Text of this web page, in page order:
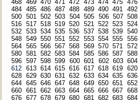
468 469 470 471 472 473 474 475 476
484 485 486 487 488 489 490 491 492
500 501 502 503 504 505 506 507 508
516 517 518 519 520 521 522 523 524
532 533 534 535 536 537 538 539 540
548 549 550 551 552 553 554 555 556
564 565 566 567 568 569 570 571 572
580 581 582 583 584 585 586 587 588
596 597 598 599 600 601 602 603 604
612 613 614 615 616 617 618 619 620
628 629 630 631 632 633 634 635 636
644 645 646 647 648 649 650 651 652
660 661 662 663 664 665 666 667 668
676 677 678 679 680 681 682 683 684